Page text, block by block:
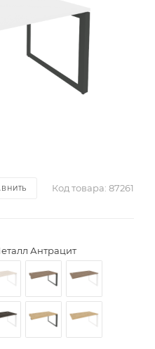
Код товара: 87261
Антрацит